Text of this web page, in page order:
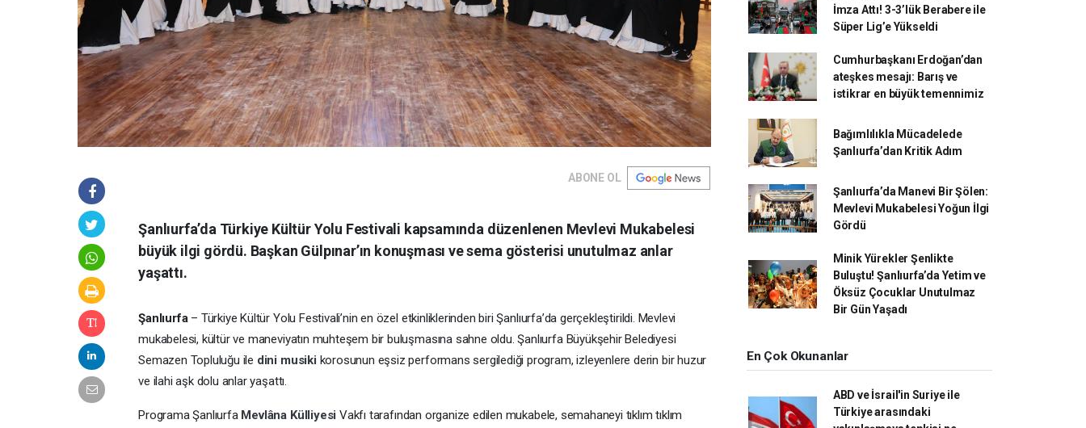
ABONE OL
Şanlıurfa’da Türkiye Kültür Yolu Festivali kapsamında düzenlenen Mevlevi Mukabelesi
büyük ilgi gördü. Başkan Gülpınar’ın konuşması ve sema gösterisi unutulmaz anlar
yaşattı.
Şanlıurfa– Türkiye Kültür Yolu Festivali’nin en özel etkinliklerinden biri Şanlıurfa’da gerçekleştirildi. Mevlevi
mukabelesi, kültür ve maneviyatın muhteşem bir buluşmasına sahne oldu. Şanlıurfa Büyükşehir Belediyesi
Semazen Topluluğu ile dini musiki korosunun eşsiz performans sergilediği program, izleyenlere derin bir huzur
ve ilahi aşk dolu anlar yaşattı.
ProgramaŞanlıurfa Mevlâna Külliyesi Vakfı tarafından organize edilen mukabele, semahaneyi tıklım tıklım
İmza Attı! 3-3’lük Berabere ile
Süper Lig’e Yükseldi
Cumhurbaşkanı Erdoğan’dan
ateşkes mesajı: Barış ve
istikrar en büyük temennimiz
Bağımlılıkla Mücadelede
Şanlıurfa’dan Kritik Adım
Şanlıurfa’da Manevi Bir Şölen:
Mevlevi Mukabelesi Yoğun İlgi
Gördü
Minik Yürekler Şenlikte
Buluştu! Şanlıurfa’da Yetim ve
Öksüz Çocuklar Unutulmaz
Bir Gün Yaşadı
En Çok Okunanlar
ABD ve İsrail'in Suriye ile
Türkiye arasındaki